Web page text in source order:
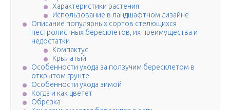
Характеристики растения
Использование в ландшафтном дизайне
Описание популярных сортов стелющихся
пестролистных бересклетов, их преимущества и
недостатки
Компактус
Крылатый
Особенности ухода за ползучим бересклетом в
открытом грунте
Особенности ухода зимой
Когда и как цветет
Обрезка